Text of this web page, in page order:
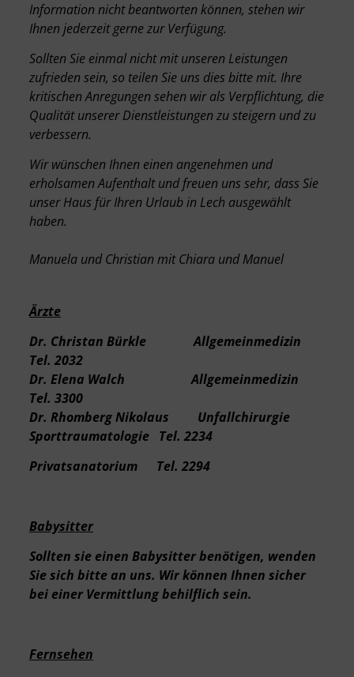
Information nicht beantworten können, stehen wir
Ihnen jederzeit gerne zur Verfügung.
Sollten Sie einmal nicht mit unseren Leistungen
zufrieden sein, so teilen Sie uns dies bitte mit. Ihre
kritischen Anregungen sehen wir als Verpflichtung, die
Qualität unserer Dienstleistungen zu steigern und zu
verbessern.
Wir wünschen Ihnen einen angenehmen und
erholsamen Aufenthalt und freuen uns sehr, dass Sie
unser Haus für Ihren Urlaub in Lech ausgewählt
haben.
Manuela und Christian mit Chiara und Manuel
Ärzte
Dr. Christan Bürkle Allgemeinmedizin
Tel. 2032
Dr. Elena Walch Allgemeinmedizin
Tel. 3300
Dr. Rhomberg Nikolaus Unfallchirurgie
Sporttraumatologie Tel. 2234
Privatsanatorium Tel. 2294
Babysitter
Sollten sie einen Babysitter benötigen, wenden
Sie sich bitte an uns. Wir können Ihnen sicher
bei einer Vermittlung behilflich sein.
Fernsehen